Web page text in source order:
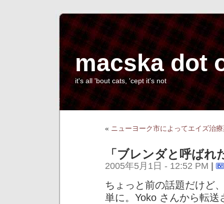
macska dot
it's all 'bout cats, 'cept it's not
« ニューヨーク市によってエイズ治
「ブレンダと呼ば
2005年5月1日 - 12:52 PM
ちょっと前の話題だけど
単に。Yoko さんから転